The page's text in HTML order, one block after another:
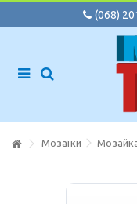
(068)
Мозаїки